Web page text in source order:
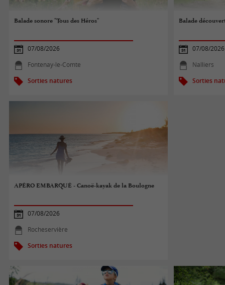
Balade sonore "Tous des Héros"
07/08/2026
Fontenay-le-Comte
Sorties natures
Balade
07/08/2026
Nalliers
Sorties
APÉRO EMBARQUÉ - Canoë-kayak de la Boulogne
07/08/2026
Rocheservière
Sorties natures